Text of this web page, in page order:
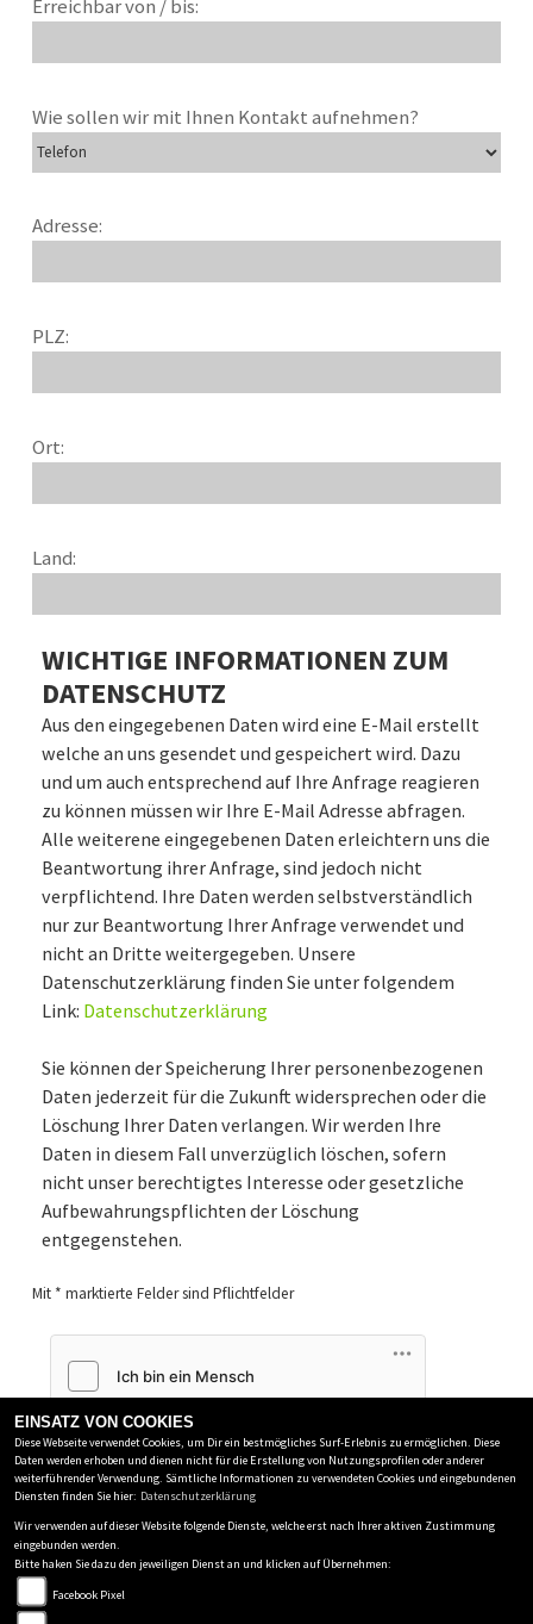
Erreichbar von / bis:
Wie sollen wir mit Ihnen Kontakt aufnehmen?
Adresse:
PLZ:
Ort:
Land:
WICHTIGE INFORMATIONEN ZUM
DATENSCHUTZ
Aus den eingegebenen Daten wird eine E-Mail erstellt
welche an uns gesendet und gespeichert wird. Dazu
und um auch entsprechend auf Ihre Anfrage reagieren
zu können müssen wir Ihre E-Mail Adresse abfragen.
Alle weiterene eingegebenen Daten erleichtern uns die
Beantwortung ihrer Anfrage, sind jedoch nicht
verpflichtend. Ihre Daten werden selbstverständlich
nur zur Beantwortung Ihrer Anfrage verwendet und
nicht an Dritte weitergegeben. Unsere
Datenschutzerklärung finden Sie unter folgendem
Link: Datenschutzerklärung
Sie können der Speicherung Ihrer personenbezogenen
Daten jederzeit für die Zukunft widersprechen oder die
Löschung Ihrer Daten verlangen. Wir werden Ihre
Daten in diesem Fall unverzüglich löschen, sofern
nicht unser berechtigtes Interesse oder gesetzliche
Aufbewahrungspflichten der Löschung
entgegenstehen.
Mit * marktierte Felder sind Pflichtfelder
*diese Felder müssen ausgefüllt werden
EINSATZ VON COOKIES
Diese Webseite verwendet Cookies, um Dir ein bestmögliches Surf-Erlebnis zu ermöglichen. Diese
Daten werden erhoben und dienen nicht für die Erstellung von Nutzungsprofilen oder anderer
weiterführender Verwendung. Sämtliche Informationen zu verwendeten Cookies und eingebundenen
Diensten finden Sie hier: Datenschutzerklärung
Wir verwenden auf dieser Website folgende Dienste, welche erst nach Ihrer aktiven Zustimmung
eingebunden werden.
Bitte haken Sie dazu den jeweiligen Dienst an und klicken auf Übernehmen:
Facebook Pixel